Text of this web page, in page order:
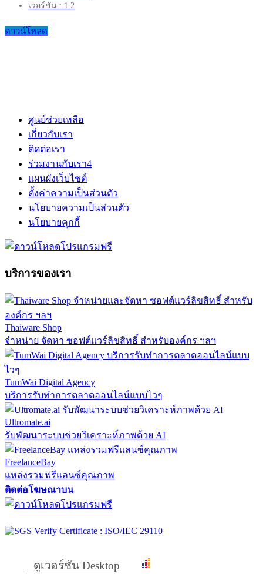
เวอร์ชัน : 1.2
ดาวน์โหลด
ศูนย์ช่วยเหลือ
เกี่ยวกับเรา
ติดต่อเรา
ร่วมงานกับเรา4
แผนผังเว็บไซต์
ตั้งค่าความเป็นส่วนตัว
นโยบายความเป็นส่วนตัว
นโยบายคุกกี้
บริการของเรา
Thaiware Shop
จำหน่าย จัดหา ซอฟต์แวร์ลิขสิทธิ์ สำหรับองค์กร ฯลฯ
TumWai Digital Agency
บริการรับทำการตลาดออนไลน์แบบไวๆ
Ultromate.ai
รับพัฒนาระบบช่วยวิเคราะห์ภาพด้วย AI
FreelanceBay
แหล่งรวมฟรีแลนซ์คุณภาพ
ติดต่อโฆษณาบน
ดูเวอร์ชัน Desktop